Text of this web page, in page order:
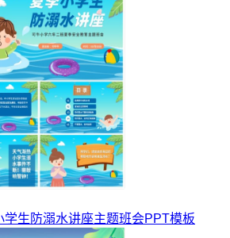
学生防溺水讲座主题班会PPT模板